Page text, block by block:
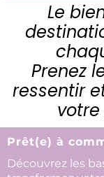
Le
Prenez
ressentir
Prêt(e) à
Découvrez les